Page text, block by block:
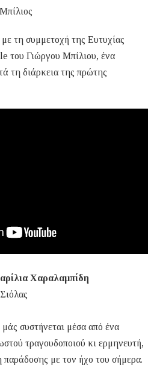
τη συμμετοχή της Ευτυχίας
του Γιώργου Μπίλιου, ένα
τη διάρκεια της πρώτης
Χαραλαμπίδη
συστήνεται μέσα από ένα
τραγουδοποιού κι ερμηνευτή,
παράδοσης με τον ήχο του σήμερα.